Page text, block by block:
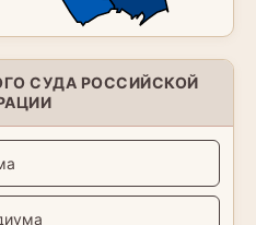
СУДА РОССИЙСКОЙ